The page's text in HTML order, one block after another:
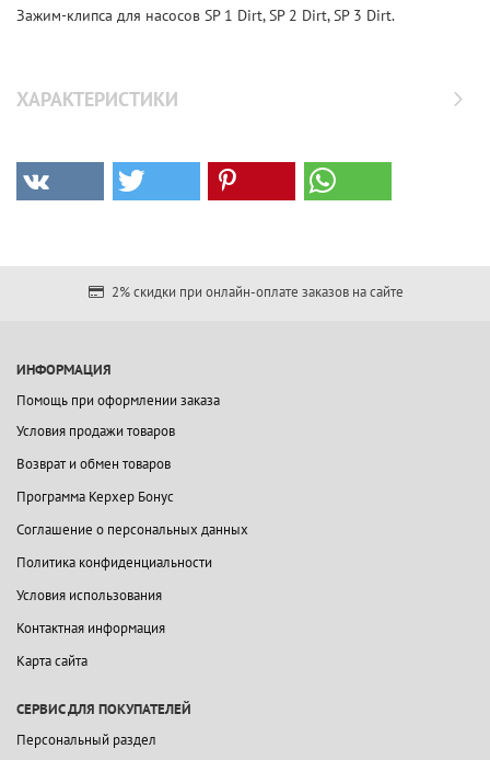
Зажим-клипса для насосов SP 1 Dirt, SP 2 Dirt, SP 3 Dirt.
ХАРАКТЕРИСТИКИ
2% скидки при онлайн-оплате заказов на сайте
ИНФОРМАЦИЯ
Помощь при оформлении заказа
Условия продажи товаров
Возврат и обмен товаров
Программа Керхер Бонус
Соглашение о персональных данных
Политика конфиденциальности
Условия использования
Контактная информация
Карта сайта
СЕРВИС ДЛЯ ПОКУПАТЕЛЕЙ
Персональный раздел